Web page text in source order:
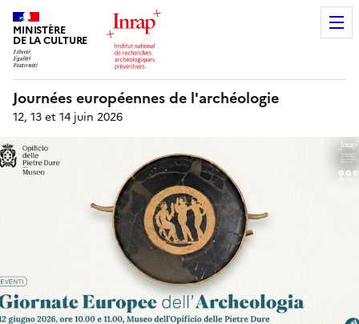
MINISTÈRE
DE LA CULTURE
Journées européennes de l'archéologie
12, 13 et 14 juin 2026